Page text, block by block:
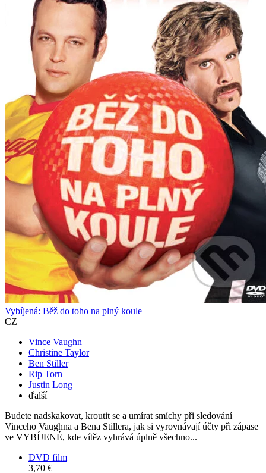
Vybíjená: Běž do toho na plný koule
CZ
Vince Vaughn
Christine Taylor
Ben Stiller
Rip Torn
Justin Long
ďalší
Budete nadskakovat, kroutit se a umírat smíchy při sledování
Vinceho Vaughna a Bena Stillera, jak si vyrovnávají účty při zápase
ve VYBÍJENÉ, kde vítěz vyhrává úplně všechno...
DVD film
3,70 €